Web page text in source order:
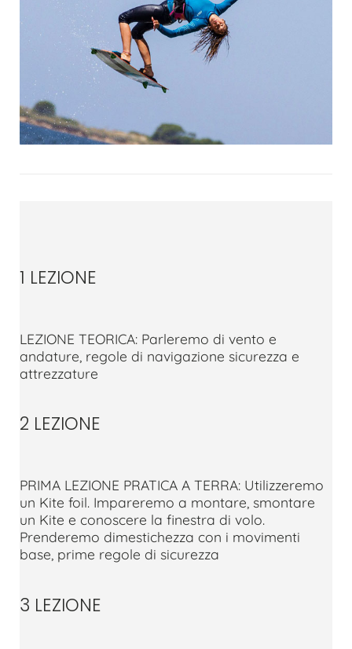
1 LEZIONE
LEZIONE TEORICA: Parleremo di vento e
andature, regole di navigazione sicurezza e
attrezzature
2 LEZIONE
PRIMA LEZIONE PRATICA A TERRA: Utilizzeremo
un Kite foil. Impareremo a montare, smontare
un Kite e conoscere la finestra di volo.
Prenderemo dimestichezza con i movimenti
base, prime regole di sicurezza
3 LEZIONE